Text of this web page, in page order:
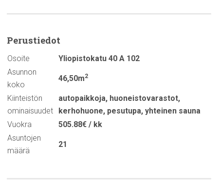
Perustiedot
Osoite
Yliopistokatu 40 A 102
Asunnon
koko
46,50m2
Kiinteistön
ominaisuudet
autopaikkoja, huoneistovarastot,
kerhohuone, pesutupa, yhteinen sauna
Vuokra
505.88€ / kk
Asuntojen
määrä
21